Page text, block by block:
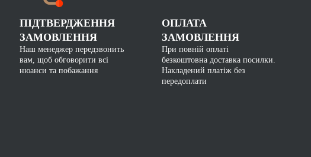
ПІДТВЕРДЖЕННЯ
ЗАМОВЛЕННЯ
Наш менеджер передзвонить
вам, щоб обговорити всі
нюанси та побажання
ОПЛАТА
ЗАМОВЛЕННЯ
При повній оплаті
безкоштовна доставка посилки.
Накладений платіж без
передоплати